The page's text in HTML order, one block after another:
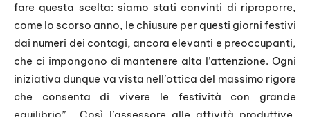
fare questa scelta: siamo stati convinti di riproporre,
come lo scorso anno, le chiusure per questi giorni festivi
dai numeri dei contagi, ancora elevanti e preoccupanti,
che ci impongono di mantenere alta l’attenzione. Ogni
iniziativa dunque va vista nell’ottica del massimo rigore
che consenta di vivere le festività con grande